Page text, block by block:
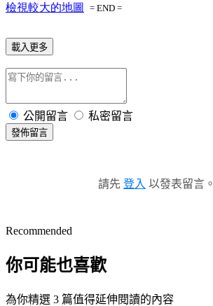
檢視較大的地圖 = END =
載入更多
公開留言 私密留言
發佈留言
請先 登入 以發表留言。
Recommended
你可能也喜歡
為你精選 3 篇值得延伸閱讀的內容